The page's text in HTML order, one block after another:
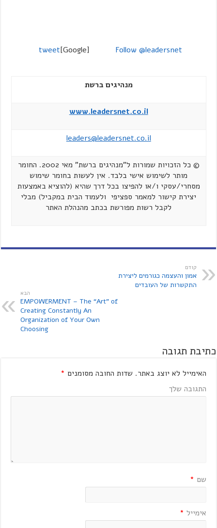
tweet[Google] Follow @leadersnet
מנהיגים ברשת
www.leadersnet.co.il
leaders@leadersnet.co.il
© כל הזכויות שמורות ל"מנהיגים ברשת" מאי 2002. החומר
מותר לשימוש אישי בלבד. אין לעשות בחומר שימוש
מסחרי/עסקי ו/או להפיצו בכל דרך שהיא (להוציא באמצעות
יצירת קישור למאמר ספציפי ולעמוד הבית במקביל) מבלי
לקבל רשות מפורשת בכתב מהנהלת האתר
קודם
אמון והעצמה כגורמים ליצירת
התקשרות של העובדים
הבא
EMPOWERMENT – The “Art” of
Creating Constantly An
Organization of Your Own
Choosing
כתיבת תגובה
האימייל לא יוצג באתר. שדות החובה מסומנים *
התגובה שלך
שם *
אימייל *